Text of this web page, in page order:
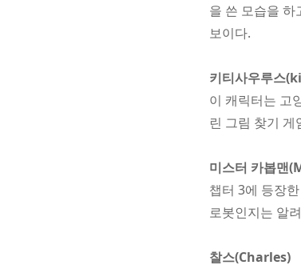
을 쓴 모습을
보이다.
키티사우루스
이 캐릭터는 고
린 그림 찾기
미스터 카봅맨
챕터 3에 등장
로봇인지는 알
찰스(Charles)